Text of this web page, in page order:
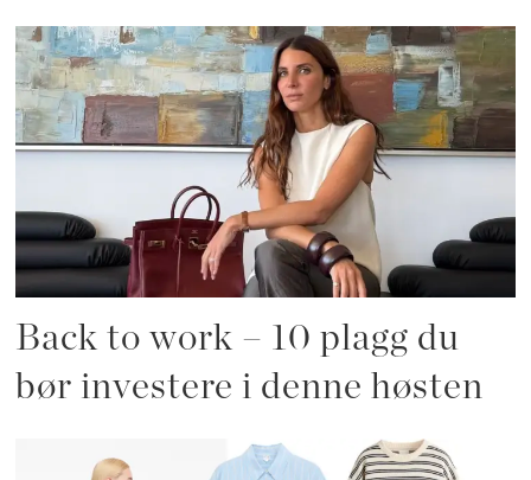
Back to work – 10 plagg du
bør investere i denne høsten